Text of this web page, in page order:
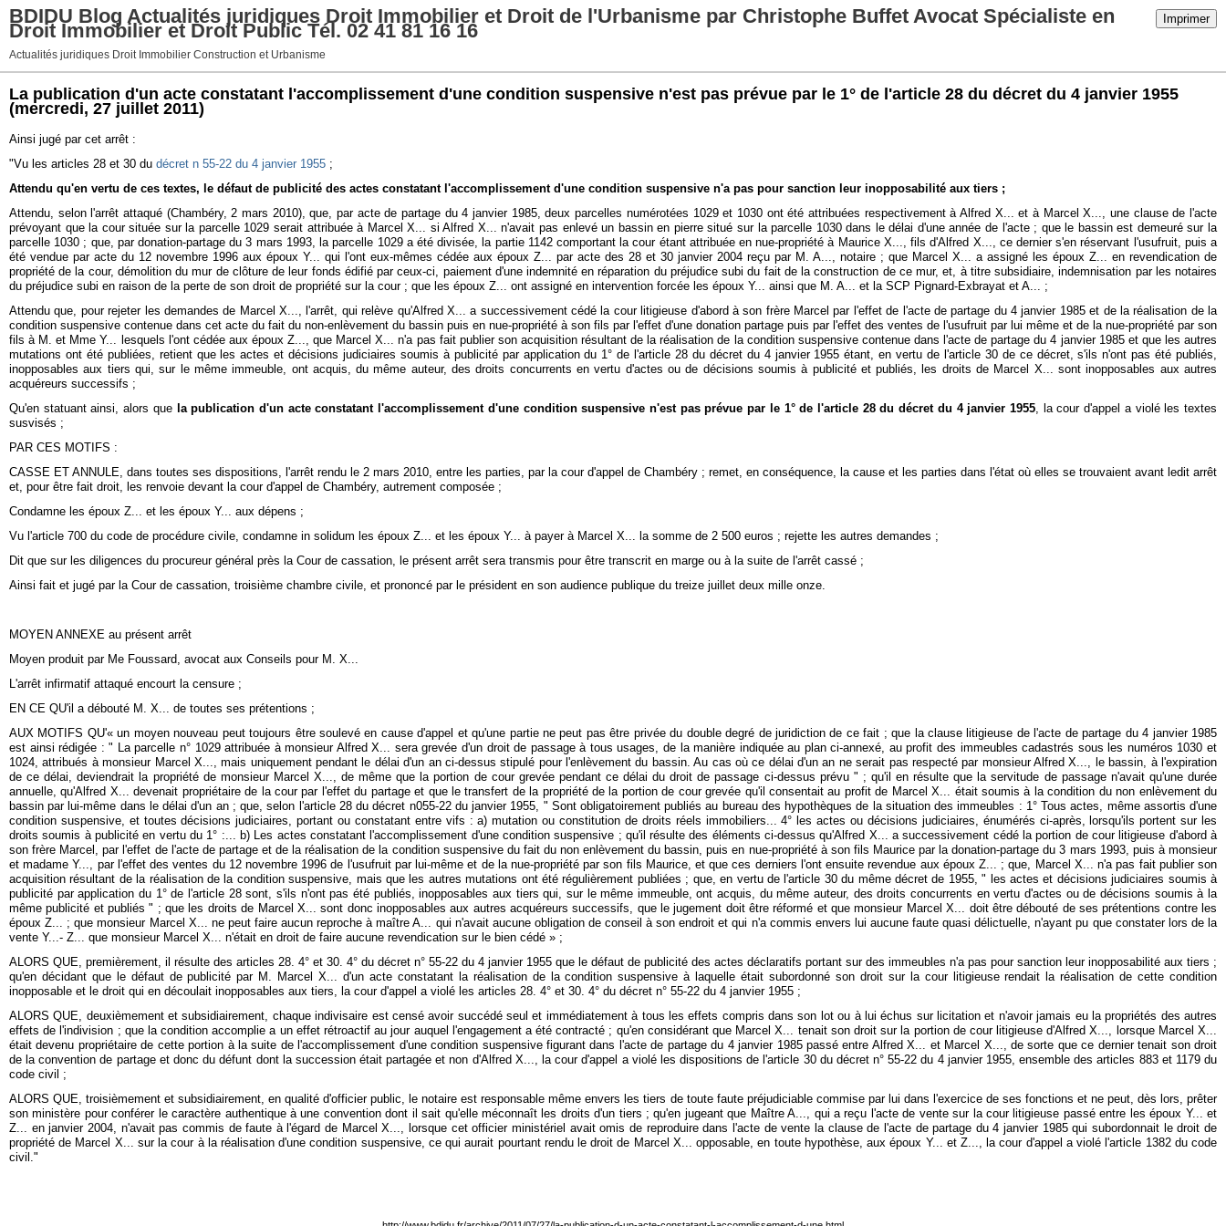
Imprimer
BDIDU Blog Actualités juridiques Droit Immobilier et Droit de l'Urbanisme par Christophe Buffet Avocat Spécialiste en
Droit Immobilier et Droit Public Tél. 02 41 81 16 16
Actualités juridiques Droit Immobilier Construction et Urbanisme
La publication d'un acte constatant l'accomplissement d'une condition suspensive n'est pas prévue par le 1° de l'article 28 du décret du 4 janvier 1955
(mercredi, 27 juillet 2011)
Ainsi jugé par cet arrêt :
"Vu les articles 28 et 30 du décret n 55-22 du 4 janvier 1955 ;
Attendu qu'en vertu de ces textes, le défaut de publicité des actes constatant l'accomplissement d'une condition suspensive n'a pas pour sanction leur inopposabilité aux tiers ;
Attendu, selon l'arrêt attaqué (Chambéry, 2 mars 2010), que, par acte de partage du 4 janvier 1985, deux parcelles numérotées 1029 et 1030 ont été attribuées respectivement à Alfred X... et à Marcel X..., une clause de l'acte
prévoyant que la cour située sur la parcelle 1029 serait attribuée à Marcel X... si Alfred X... n'avait pas enlevé un bassin en pierre situé sur la parcelle 1030 dans le délai d'une année de l'acte ; que le bassin est demeuré sur la
parcelle 1030 ; que, par donation-partage du 3 mars 1993, la parcelle 1029 a été divisée, la partie 1142 comportant la cour étant attribuée en nue-propriété à Maurice X..., fils d'Alfred X..., ce dernier s'en réservant l'usufruit, puis a
été vendue par acte du 12 novembre 1996 aux époux Y... qui l'ont eux-mêmes cédée aux époux Z... par acte des 28 et 30 janvier 2004 reçu par M. A..., notaire ; que Marcel X... a assigné les époux Z... en revendication de
propriété de la cour, démolition du mur de clôture de leur fonds édifié par ceux-ci, paiement d'une indemnité en réparation du préjudice subi du fait de la construction de ce mur, et, à titre subsidiaire, indemnisation par les notaires
du préjudice subi en raison de la perte de son droit de propriété sur la cour ; que les époux Z... ont assigné en intervention forcée les époux Y... ainsi que M. A... et la SCP Pignard-Exbrayat et A... ;
Attendu que, pour rejeter les demandes de Marcel X..., l'arrêt, qui relève qu'Alfred X... a successivement cédé la cour litigieuse d'abord à son frère Marcel par l'effet de l'acte de partage du 4 janvier 1985 et de la réalisation de la
condition suspensive contenue dans cet acte du fait du non-enlèvement du bassin puis en nue-propriété à son fils par l'effet d'une donation partage puis par l'effet des ventes de l'usufruit par lui même et de la nue-propriété par son
fils à M. et Mme Y... lesquels l'ont cédée aux époux Z..., que Marcel X... n'a pas fait publier son acquisition résultant de la réalisation de la condition suspensive contenue dans l'acte de partage du 4 janvier 1985 et que les autres
mutations ont été publiées, retient que les actes et décisions judiciaires soumis à publicité par application du 1° de l'article 28 du décret du 4 janvier 1955 étant, en vertu de l'article 30 de ce décret, s'ils n'ont pas été publiés,
inopposables aux tiers qui, sur le même immeuble, ont acquis, du même auteur, des droits concurrents en vertu d'actes ou de décisions soumis à publicité et publiés, les droits de Marcel X... sont inopposables aux autres
acquéreurs successifs ;
Qu'en statuant ainsi, alors que la publication d'un acte constatant l'accomplissement d'une condition suspensive n'est pas prévue par le 1° de l'article 28 du décret du 4 janvier 1955, la cour d'appel a violé les textes
susvisés ;
PAR CES MOTIFS :
CASSE ET ANNULE, dans toutes ses dispositions, l'arrêt rendu le 2 mars 2010, entre les parties, par la cour d'appel de Chambéry ; remet, en conséquence, la cause et les parties dans l'état où elles se trouvaient avant ledit arrêt
et, pour être fait droit, les renvoie devant la cour d'appel de Chambéry, autrement composée ;
Condamne les époux Z... et les époux Y... aux dépens ;
Vu l'article 700 du code de procédure civile, condamne in solidum les époux Z... et les époux Y... à payer à Marcel X... la somme de 2 500 euros ; rejette les autres demandes ;
Dit que sur les diligences du procureur général près la Cour de cassation, le présent arrêt sera transmis pour être transcrit en marge ou à la suite de l'arrêt cassé ;
Ainsi fait et jugé par la Cour de cassation, troisième chambre civile, et prononcé par le président en son audience publique du treize juillet deux mille onze.
MOYEN ANNEXE au présent arrêt
Moyen produit par Me Foussard, avocat aux Conseils pour M. X...
L'arrêt infirmatif attaqué encourt la censure ;
EN CE QU'il a débouté M. X... de toutes ses prétentions ;
AUX MOTIFS QU'« un moyen nouveau peut toujours être soulevé en cause d'appel et qu'une partie ne peut pas être privée du double degré de juridiction de ce fait ; que la clause litigieuse de l'acte de partage du 4 janvier 1985
est ainsi rédigée : " La parcelle n° 1029 attribuée à monsieur Alfred X... sera grevée d'un droit de passage à tous usages, de la manière indiquée au plan ci-annexé, au profit des immeubles cadastrés sous les numéros 1030 et
1024, attribués à monsieur Marcel X..., mais uniquement pendant le délai d'un an ci-dessus stipulé pour l'enlèvement du bassin. Au cas où ce délai d'un an ne serait pas respecté par monsieur Alfred X..., le bassin, à l'expiration
de ce délai, deviendrait la propriété de monsieur Marcel X..., de même que la portion de cour grevée pendant ce délai du droit de passage ci-dessus prévu " ; qu'il en résulte que la servitude de passage n'avait qu'une durée
annuelle, qu'Alfred X... devenait propriétaire de la cour par l'effet du partage et que le transfert de la propriété de la portion de cour grevée qu'il consentait au profit de Marcel X... était soumis à la condition du non enlèvement du
bassin par lui-même dans le délai d'un an ; que, selon l'article 28 du décret n055-22 du janvier 1955, " Sont obligatoirement publiés au bureau des hypothèques de la situation des immeubles : 1° Tous actes, même assortis d'une
condition suspensive, et toutes décisions judiciaires, portant ou constatant entre vifs : a) mutation ou constitution de droits réels immobiliers... 4° les actes ou décisions judiciaires, énumérés ci-après, lorsqu'ils portent sur les
droits soumis à publicité en vertu du 1° :... b) Les actes constatant l'accomplissement d'une condition suspensive ; qu'il résulte des éléments ci-dessus qu'Alfred X... a successivement cédé la portion de cour litigieuse d'abord à
son frère Marcel, par l'effet de l'acte de partage et de la réalisation de la condition suspensive du fait du non enlèvement du bassin, puis en nue-propriété à son fils Maurice par la donation-partage du 3 mars 1993, puis à monsieur
et madame Y..., par l'effet des ventes du 12 novembre 1996 de l'usufruit par lui-même et de la nue-propriété par son fils Maurice, et que ces derniers l'ont ensuite revendue aux époux Z... ; que, Marcel X... n'a pas fait publier son
acquisition résultant de la réalisation de la condition suspensive, mais que les autres mutations ont été régulièrement publiées ; que, en vertu de l'article 30 du même décret de 1955, " les actes et décisions judiciaires soumis à
publicité par application du 1° de l'article 28 sont, s'ils n'ont pas été publiés, inopposables aux tiers qui, sur le même immeuble, ont acquis, du même auteur, des droits concurrents en vertu d'actes ou de décisions soumis à la
même publicité et publiés " ; que les droits de Marcel X... sont donc inopposables aux autres acquéreurs successifs, que le jugement doit être réformé et que monsieur Marcel X... doit être débouté de ses prétentions contre les
époux Z... ; que monsieur Marcel X... ne peut faire aucun reproche à maître A... qui n'avait aucune obligation de conseil à son endroit et qui n'a commis envers lui aucune faute quasi délictuelle, n'ayant pu que constater lors de la
vente Y...- Z... que monsieur Marcel X... n'était en droit de faire aucune revendication sur le bien cédé » ;
ALORS QUE, premièrement, il résulte des articles 28. 4° et 30. 4° du décret n° 55-22 du 4 janvier 1955 que le défaut de publicité des actes déclaratifs portant sur des immeubles n'a pas pour sanction leur inopposabilité aux tiers ;
qu'en décidant que le défaut de publicité par M. Marcel X... d'un acte constatant la réalisation de la condition suspensive à laquelle était subordonné son droit sur la cour litigieuse rendait la réalisation de cette condition
inopposable et le droit qui en découlait inopposables aux tiers, la cour d'appel a violé les articles 28. 4° et 30. 4° du décret n° 55-22 du 4 janvier 1955 ;
ALORS QUE, deuxièmement et subsidiairement, chaque indivisaire est censé avoir succédé seul et immédiatement à tous les effets compris dans son lot ou à lui échus sur licitation et n'avoir jamais eu la propriétés des autres
effets de l'indivision ; que la condition accomplie a un effet rétroactif au jour auquel l'engagement a été contracté ; qu'en considérant que Marcel X... tenait son droit sur la portion de cour litigieuse d'Alfred X..., lorsque Marcel X...
était devenu propriétaire de cette portion à la suite de l'accomplissement d'une condition suspensive figurant dans l'acte de partage du 4 janvier 1985 passé entre Alfred X... et Marcel X..., de sorte que ce dernier tenait son droit
de la convention de partage et donc du défunt dont la succession était partagée et non d'Alfred X..., la cour d'appel a violé les dispositions de l'article 30 du décret n° 55-22 du 4 janvier 1955, ensemble des articles 883 et 1179 du
code civil ;
ALORS QUE, troisièmement et subsidiairement, en qualité d'officier public, le notaire est responsable même envers les tiers de toute faute préjudiciable commise par lui dans l'exercice de ses fonctions et ne peut, dès lors, prêter
son ministère pour conférer le caractère authentique à une convention dont il sait qu'elle méconnaît les droits d'un tiers ; qu'en jugeant que Maître A..., qui a reçu l'acte de vente sur la cour litigieuse passé entre les époux Y... et
Z... en janvier 2004, n'avait pas commis de faute à l'égard de Marcel X..., lorsque cet officier ministériel avait omis de reproduire dans l'acte de vente la clause de l'acte de partage du 4 janvier 1985 qui subordonnait le droit de
propriété de Marcel X... sur la cour à la réalisation d'une condition suspensive, ce qui aurait pourtant rendu le droit de Marcel X... opposable, en toute hypothèse, aux époux Y... et Z..., la cour d'appel a violé l'article 1382 du code
civil."